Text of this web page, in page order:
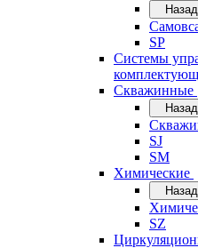
Назад
SP
Системы
Скважинные
Назад
SJ
SM
Химические
Назад
SZ